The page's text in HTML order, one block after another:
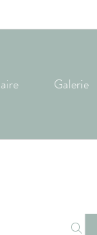
Galerie